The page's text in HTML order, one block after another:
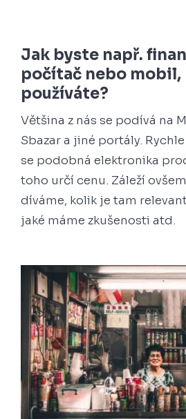
Jak byste např.
počítač nebo
používáte?
Většina z nás se podívá na
Sbazar a jiné portály.
se podobná elektronika
toho určí cenu. Záleží
díváme, kolik je tam
jaké máme zkušenosti atd.